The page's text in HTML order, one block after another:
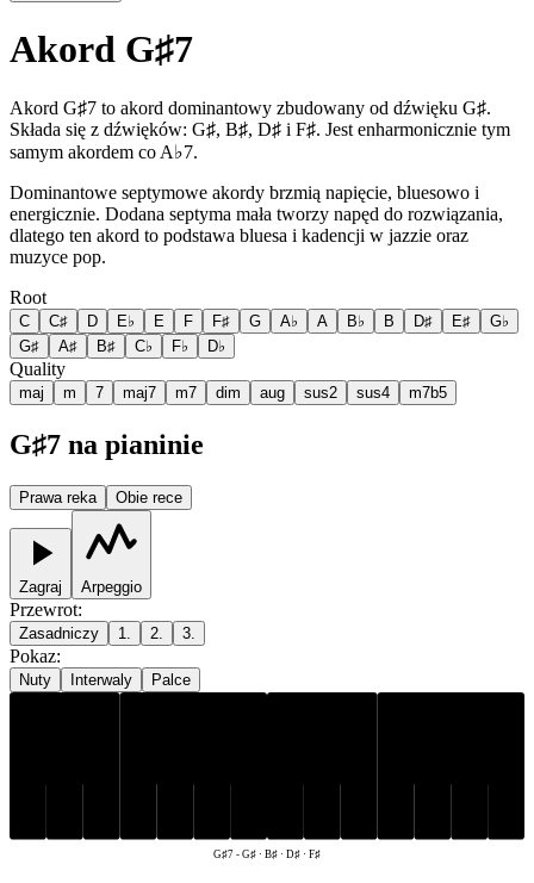
Akord G♯7
Akord G♯7 to akord dominantowy zbudowany od dźwięku G♯.
Składa się z dźwięków: G♯, B♯, D♯ i F♯. Jest enharmonicznie tym
samym akordem co A♭7.
Dominantowe septymowe akordy brzmią napięcie, bluesowo i
energicznie. Dodana septyma mała tworzy napęd do rozwiązania,
dlatego ten akord to podstawa bluesa i kadencji w jazzie oraz
muzyce pop.
Root
C C♯ D E♭ E F F♯ G A♭ A B♭ B D♯ E♯
G♭
G♯
A♯ B♯ C♭ F♭ D♭
Quality
maj m 7 maj7 m7 dim aug sus2 sus4 m7b5
G♯7 na pianinie
Prawa reka Obie rece
Zagraj Arpeggio
Przewrot:
Zasadniczy 1. 2. 3.
Pokaz:
Nuty Interwaly Palce
G♯7-G♯ · B♯ · D♯ · F♯